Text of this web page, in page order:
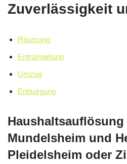
Zuverlässigkeit
Räumung
Entrümpelung
Umzug
Entsorgung
Haushaltsauflösung
Mundelsheim und
Pleidelsheim oder